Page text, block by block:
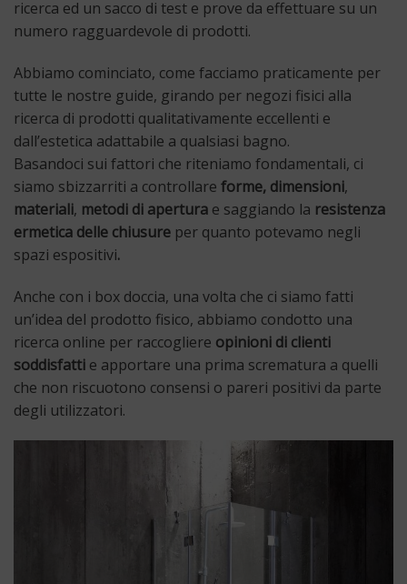
ricerca ed un sacco di test e prove da effettuare su un
numero ragguardevole di prodotti.
Abbiamo cominciato, come facciamo praticamente per
tutte le nostre guide, girando per negozi fisici alla
ricerca di prodotti qualitativamente eccellenti e
dall’estetica adattabile a qualsiasi bagno.
Basandoci sui fattori che riteniamo fondamentali, ci
siamo sbizzarriti a controllare forme, dimensioni,
materiali, metodi di apertura e saggiando la resistenza
ermetica delle chiusure per quanto potevamo negli
spazi espositivi.
Anche con i box doccia, una volta che ci siamo fatti
un’idea del prodotto fisico, abbiamo condotto una
ricerca online per raccogliere opinioni di clienti
soddisfatti e apportare una prima scrematura a quelli
che non riscuotono consensi o pareri positivi da parte
degli utilizzatori.